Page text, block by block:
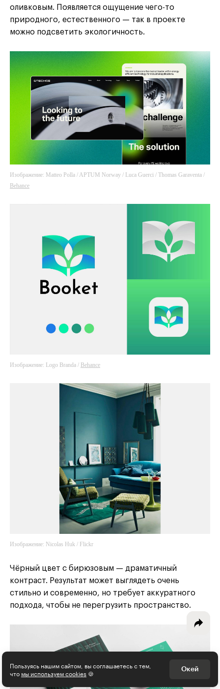
оливковым. Появляется ощущение чего-то
природного, естественного — так в проекте
можно подсветить экологичность.
Изображение: Matteo Polla / APTUM Norway / Luca Guerci / Thomas Garaventa /
Behance
Изображение: Logo Branda / Behance
Изображение: Nicolas Huk / Flickr
Чёрный цвет с бирюзовым — драматичный
контраст. Результат может выглядеть очень
стильно и современно, но требует аккуратного
подхода, чтобы не перегрузить пространство.
Пользуясь нашим сайтом, вы соглашаетесь с тем,
что мы используем cookies 🍪 Окей
Интересное - на почту!
Выберите тему рассылки
и получите 5 бесплатных курсов:
Дизайн
Программирование
Психология, общество
Маркетинг